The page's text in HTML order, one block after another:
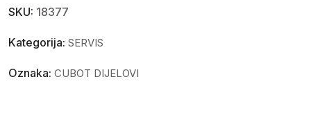
SKU: 18377
Kategorija: SERVIS
Oznaka: CUBOT DIJELOVI